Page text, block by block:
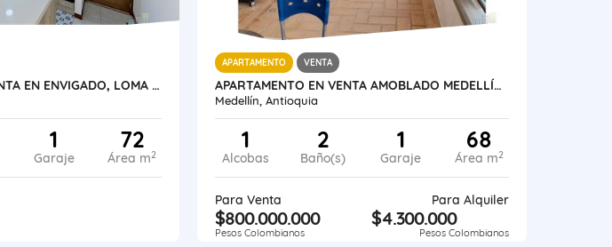
APARTAMENTO EN VENTA EN ENVIGADO, LOMA DEL BARRO
1
Garaje
72
Área m2
APARTAMENTO VENTA
APARTAMENTO EN VENTA AMOBLADO MEDELLÍN POBLADO LAS PALMAS PARTE BAJA
Medellín, Antioquia
1
Alcobas
2
Baño(s)
1
Garaje
68
Área m2
Para Venta
$800.000.000
Pesos Colombianos
Para Alquiler
$4.300.000
Pesos Colombianos